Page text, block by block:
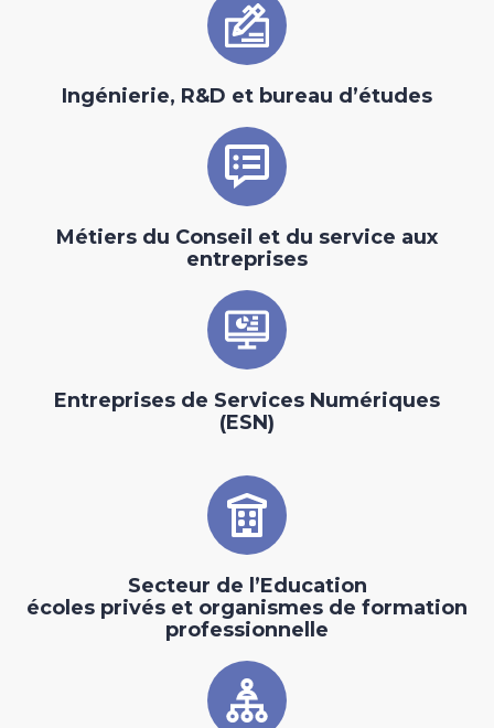
Ingénierie, R&D et bureau d’études
Métiers du Conseil et du service aux
entreprises
Entreprises de Services Numériques
(ESN)
Secteur de l’Education
écoles privés et organismes de formation
professionnelle